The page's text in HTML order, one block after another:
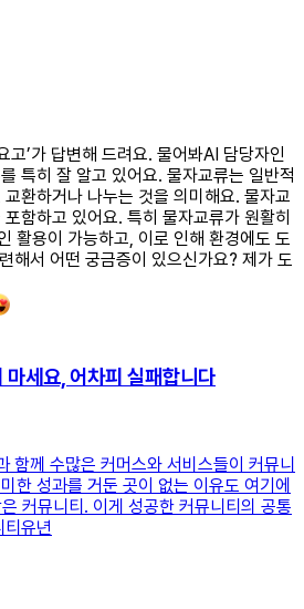
고’가 답변해 드려요. 물어봐AI 담당자인
특히 잘 알고 있어요. 물자교류는 일반적
환하거나 나누는 것을 의미해요. 물자교
함하고 있어요. 특히 물자교류가 원활히
활용이 가능하고, 이로 인해 환경에도 도
해서 어떤 궁금증이 있으신가요? 제가 도
세요, 어차피 실패합니다
함께 수많은 커머스와 서비스들이 커뮤니
한 성과를 거둔 곳이 없는 이유도 여기에
커뮤니티. 이게 성공한 커뮤니티의 공통
유년